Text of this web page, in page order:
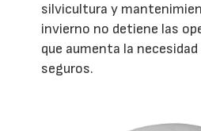
silvicultura y
invierno no detiene las
que aumenta la
seguros.